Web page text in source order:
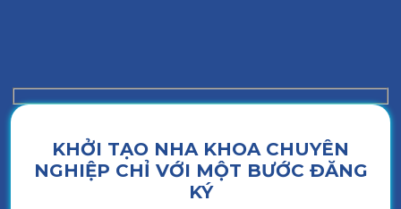
KHỞI TẠO NHA KHOA CHUYÊN
NGHIỆP CHỈ VỚI MỘT BƯỚC ĐĂNG
KÝ